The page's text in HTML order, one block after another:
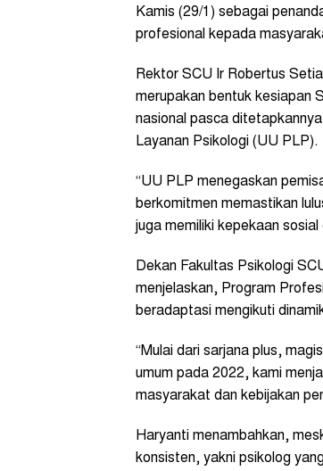
Kamis (29/1) sebagai
profesional kepada
Rektor SCU Ir Robertus
merupakan bentuk kesiapan
nasional pasca
Layanan Psikologi (UU PLP).
“UU PLP menegaskan
berkomitmen memastikan
juga memiliki kepekaan
Dekan Fakultas Psikologi
menjelaskan, Program
beradaptasi mengikuti
“Mulai dari sarjana plus,
umum pada 2022, kami
masyarakat dan kebijakan
Haryanti menambahkan,
konsisten, yakni psikolog